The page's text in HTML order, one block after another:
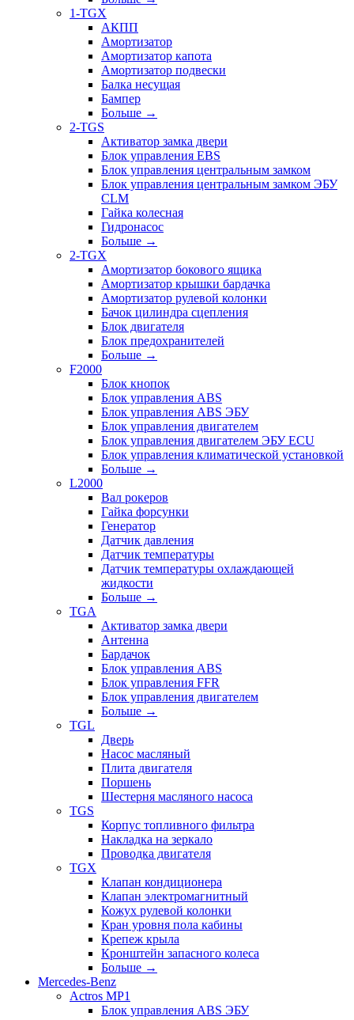
1-TGX
АКПП
Амортизатор
Амортизатор капота
Амортизатор подвески
Балка несущая
Бампер
Больше →
2-TGS
Активатор замка двери
Блок управления EBS
Блок управления центральным замком
Блок управления центральным замком ЭБУ
CLM
Гайка колесная
Гидронасос
Больше →
2-TGX
Амортизатор бокового ящика
Амортизатор крышки бардачка
Амортизатор рулевой колонки
Бачок цилиндра сцепления
Блок двигателя
Блок предохранителей
Больше →
F2000
Блок кнопок
Блок управления ABS
Блок управления ABS ЭБУ
Блок управления двигателем
Блок управления двигателем ЭБУ ECU
Блок управления климатической установкой
Больше →
L2000
Вал рокеров
Гайка форсунки
Генератор
Датчик давления
Датчик температуры
Датчик температуры охлаждающей
жидкости
Больше →
TGA
Активатор замка двери
Антенна
Бардачок
Блок управления ABS
Блок управления FFR
Блок управления двигателем
Больше →
TGL
Дверь
Насос масляный
Плита двигателя
Поршень
Шестерня масляного насоса
TGS
Корпус топливного фильтра
Накладка на зеркало
Проводка двигателя
TGX
Клапан кондиционера
Клапан электромагнитный
Кожух рулевой колонки
Кран уровня пола кабины
Крепеж крыла
Кронштейн запасного колеса
Больше →
Mercedes-Benz
Actros MP1
Блок управления ABS ЭБУ